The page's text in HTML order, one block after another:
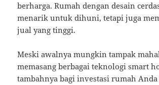
berharga. Rumah dengan desain
menarik untuk dihuni, tetapi juga
jual yang tinggi.
Meski awalnya mungkin tampak
memasang berbagai teknologi smart
tambahnya bagi investasi rumah Anda